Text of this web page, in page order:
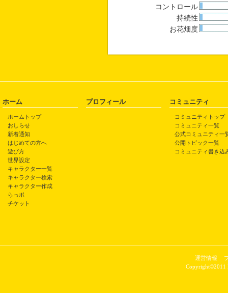
コントロール
持続性
お花畑度
ホーム
ホームトップ
おしらせ
新着通知
はじめての方へ
遊び方
世界設定
キャラクター一覧
キャラクター検索
キャラクター作成
らっポ
チケット
プロフィール コミュニティ
コミュニティトップ
コミュニティ一覧
公式コミュニティ一
公開トピック一覧
コミュニティ書き込
運営情報
Copyright©2011